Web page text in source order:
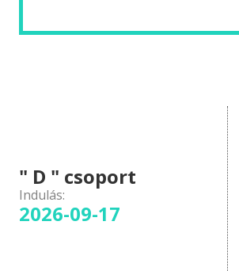
" D " csoport
Indulás:
2026-09-17